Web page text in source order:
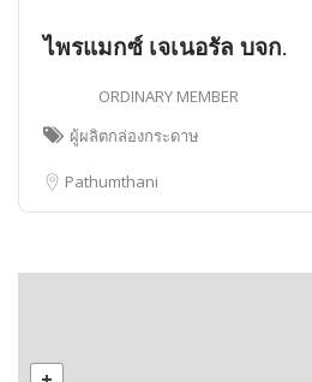
ไพรแมกซ์ เจเนอรัล บจก.
ORDINARY MEMBER
ผู้ผลิตกล่องกระดาษ
Pathumthani